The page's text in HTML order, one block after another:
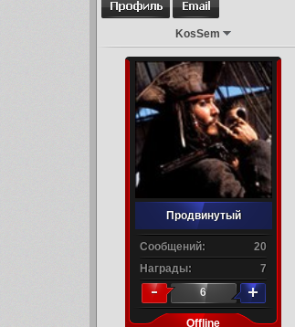
KosSem
Продвинутый
Сообщений:
20
Награды:
7
6
Offline